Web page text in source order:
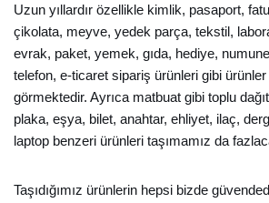
Uzun yıllardır özellikle kimlik, pasaport,
çikolata, meyve, yedek parça, tekstil,
evrak, paket, yemek, gıda, hediye,
telefon, e-ticaret sipariş ürünleri gibi
görmektedir. Ayrıca matbuat gibi toplu
plaka, eşya, bilet, anahtar, ehliyet, ilaç,
laptop benzeri ürünleri taşımamız da
Taşıdığımız ürünlerin hepsi bizde